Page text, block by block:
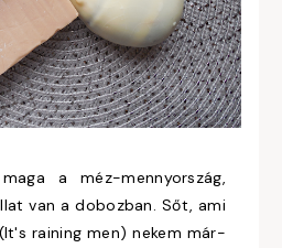
a méz-mennyország,
van a dobozban. Sőt, ami
raining men) nekem már-